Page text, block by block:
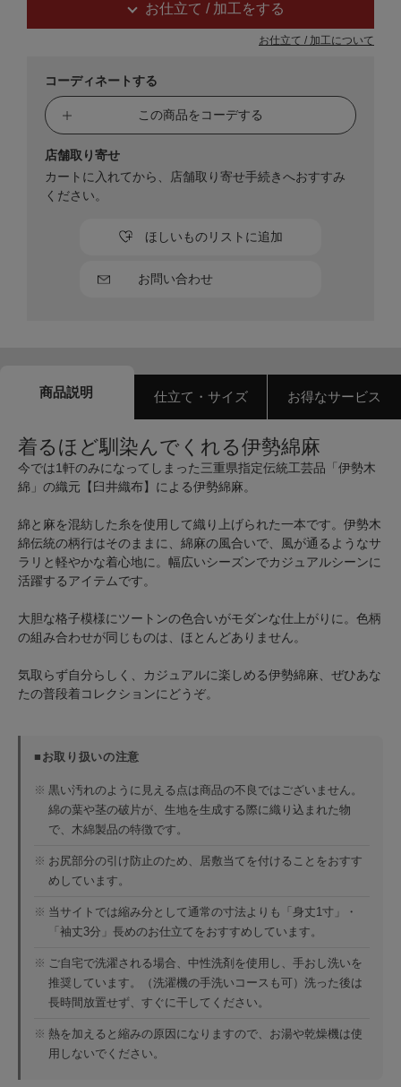
お仕立て / 加工をする
お仕立て / 加工について
コーディネートする
この商品をコーデする
お問い合わせ
ほしいものリストに追加
店舗取り寄せ
カートに入れてから、店舗取り寄せ手続きへおすすみ
ください。
商品説明 仕立て・サイズ お得なサービス
着るほど馴染んでくれる伊勢綿麻
今では1軒のみになってしまった三重県指定伝統工芸品「伊勢木
綿」の織元【臼井織布】による伊勢綿麻。
綿と麻を混紡した糸を使用して織り上げられた一本です。伊勢木
綿伝統の柄行はそのままに、綿麻の風合いで、風が通るようなサ
ラリと軽やかな着心地に。幅広いシーズンでカジュアルシーンに
活躍するアイテムです。
大胆な格子模様にツートンの色合いがモダンな仕上がりに。色柄
の組み合わせが同じものは、ほとんどありません。
気取らず自分らしく、カジュアルに楽しめる伊勢綿麻、ぜひあな
たの普段着コレクションにどうぞ。
■お取り扱いの注意
※ 黒い汚れのように見える点は商品の不良ではございません。
綿の葉や茎の破片が、生地を生成する際に織り込まれた物
で、木綿製品の特徴です。
※ お尻部分の引け防止のため、居敷当てを付けることをおすす
めしています。
※ 当サイトでは縮み分として通常の寸法よりも「身丈1寸」・
「袖丈3分」長めのお仕立てをおすすめしています。
※ ご自宅で洗濯される場合、中性洗剤を使用し、手おし洗いを
推奨しています。（洗濯機の手洗いコースも可）洗った後は
長時間放置せず、すぐに干してください。
※ 熱を加えると縮みの原因になりますので、お湯や乾燥機は使
用しないでください。